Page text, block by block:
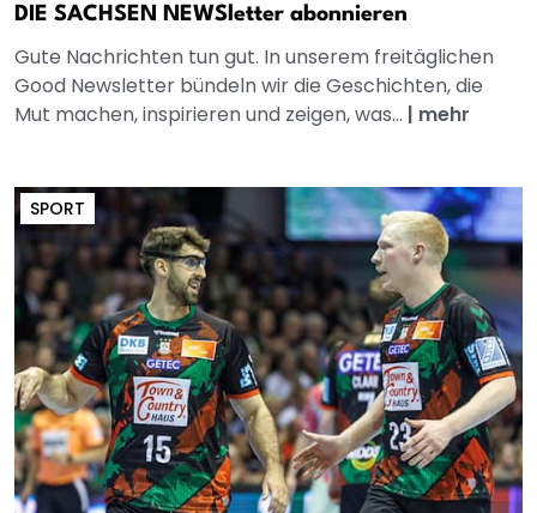
DIE SACHSEN NEWSletter abonnieren
Gute Nachrichten tun gut. In unserem freitäglichen
Good Newsletter bündeln wir die Geschichten, die
Mut machen, inspirieren und zeigen, was... | mehr
SPORT